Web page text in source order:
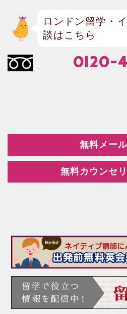
ロンドン留学・
談はこちら
0120-
無料メー
無料カウンセ